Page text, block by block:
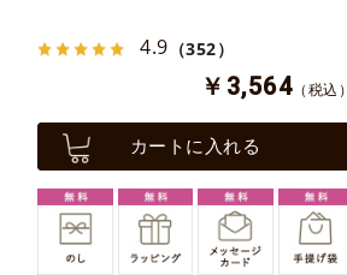
4.9 （352）
￥3,564 （税込）
カートに入れる